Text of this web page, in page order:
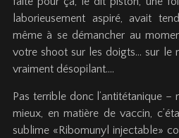
laborieusement aspiré, avait
même à se démancher au
votre shoot sur les doigts… sur le
vraiment désopilant….
Pas terrible donc l’antitétanique
mieux, en matière de vaccin,
sublime «Ribomunyl injectable»